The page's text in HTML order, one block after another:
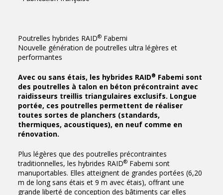
Poutrelles hybrides RAID® Fabemi
Nouvelle génération de poutrelles ultra légères et
performantes
Avec ou sans étais, les hybrides RAID® Fabemi sont
des poutrelles à talon en béton précontraint avec
raidisseurs treillis triangulaires exclusifs. Longue
portée, ces poutrelles permettent de réaliser
toutes sortes de planchers (standards,
thermiques, acoustiques), en neuf comme en
rénovation.
Plus légères que des poutrelles précontraintes
traditionnelles, les hybrides RAID® Fabemi sont
manuportables. Elles atteignent de grandes portées (6,20
m de long sans étais et 9 m avec étais), offrant une
grande liberté de conception des bâtiments car elles